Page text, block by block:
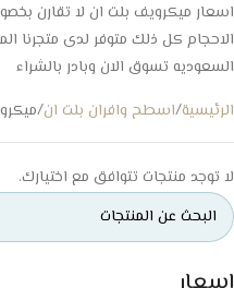
الاحجام كل ذلك متوفر لدى متجرنا
السعوديه تسوق الان وبادر بالشراء
الرئيسية اسطح وافران بلت ان
لا توجد منتجات تتوافق مع اختيارك.